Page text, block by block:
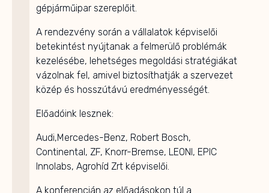
gépjárműipar szereplőit.
A rendezvény során a vállalatok képviselői
betekintést nyújtanak a felmerülő problémák
kezelésébe, lehetséges megoldási stratégiákat
vázolnak fel, amivel biztosíthatják a szervezet
közép és hosszútávú eredményességét.
Előadóink lesznek:
Audi,Mercedes-Benz, Robert Bosch,
Continental, ZF, Knorr-Bremse, LEONI, EPIC
Innolabs, Agrohíd Zrt képviselői.
A konferencián az előadásokon túl a